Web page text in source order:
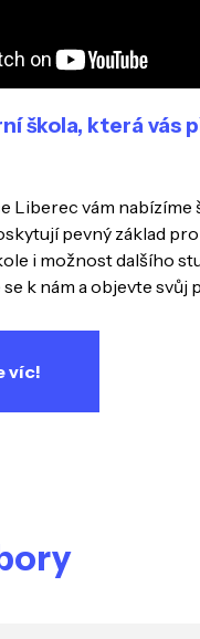
škola, která vás
Liberec vám nabízíme
pevný základ
i možnost dalšího
k nám a objevte svůj
víc!